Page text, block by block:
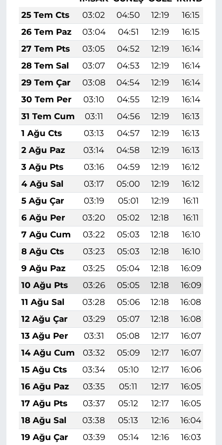
25 Tem Cts
03:02 04:50 12:19 16:15
26 Tem Paz
03:04 04:51 12:19 16:15
27 Tem Pts
03:05 04:52 12:19 16:14
28 Tem Sal
03:07 04:53 12:19 16:14
29 Tem Çar
03:08 04:54 12:19 16:14
30 Tem Per
03:10 04:55 12:19 16:14
31 Tem Cum
03:11 04:56 12:19 16:13
1 Ağu Cts
03:13 04:57 12:19 16:13
2 Ağu Paz
03:14 04:58 12:19 16:13
3 Ağu Pts
03:16 04:59 12:19 16:12
4 Ağu Sal
03:17 05:00 12:19 16:12
5 Ağu Çar
03:19 05:01 12:19 16:11
6 Ağu Per
03:20 05:02 12:18 16:11
7 Ağu Cum
03:22 05:03 12:18 16:10
8 Ağu Cts
03:23 05:03 12:18 16:10
9 Ağu Paz
03:25 05:04 12:18 16:09
10 Ağu Pts
03:26 05:05 12:18 16:09
11 Ağu Sal
03:28 05:06 12:18 16:08
12 Ağu Çar
03:29 05:07 12:18 16:08
13 Ağu Per
03:31 05:08 12:17 16:07
14 Ağu Cum
03:32 05:09 12:17 16:07
15 Ağu Cts
03:34 05:10 12:17 16:06
16 Ağu Paz
03:35 05:11 12:17 16:05
17 Ağu Pts
03:37 05:12 12:17 16:05
18 Ağu Sal
03:38 05:13 12:16 16:04
19 Ağu Çar
03:39 05:14 12:16 16:03